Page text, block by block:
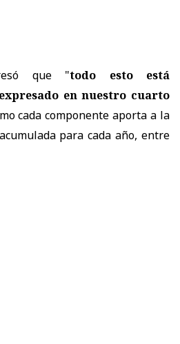
que "todo esto está
en nuestro cuarto
cada componente aporta a la
para cada año, entre